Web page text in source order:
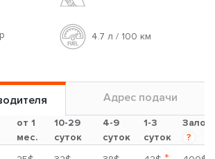
4.7 л / 100 км
Адрес подачи
от 1
мес.
10-29
суток
4-9
суток
1-3
суток
Залог
?